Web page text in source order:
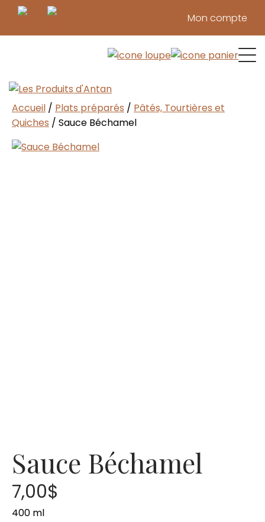
Mon compte
Accueil / Plats préparés / Pâtés, Tourtières et
Quiches / Sauce Béchamel
Sauce Béchamel
7,00$
400 ml